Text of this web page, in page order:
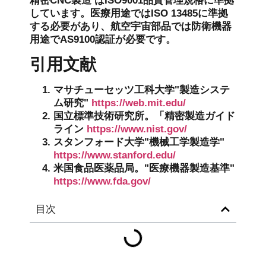
目次
しています。医療用途ではISO 13485に準拠
する必要があり、航空宇宙部品では防衛機器
用途でAS9100認証が必要です。
引用文献
マサチューセッツ工科大学"製造システ
ム研究" https://web.mit.edu/
国立標準技術研究所。「精密製造ガイド
ライン https://www.nist.gov/
スタンフォード大学"機械工学製造学"
https://www.stanford.edu/
米国食品医薬品局。"医療機器製造基準"
https://www.fda.gov/